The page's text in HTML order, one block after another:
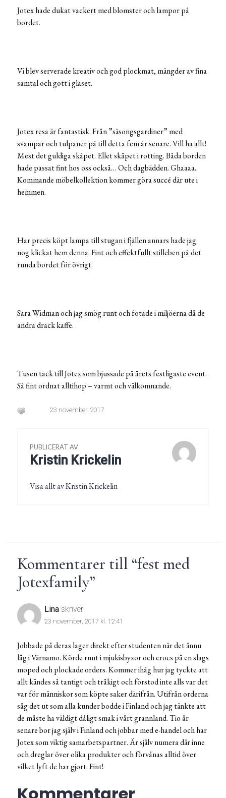
Jotex hade dukat vackert med blomster och lampor på
bordet.
Vi blev serverade kreativ och god plockmat, mängder av fina
samtal och gott i glaset.
Jotex resa är fantastisk. Från ”säsongsgardiner” med
svampar och tulpaner på till detta fem år senare. Vill ha allt!
Mest det guldiga skåpet. Ellet skåpet i rotting. Båda borden
hade passat fint hos oss också… Och dagbädden. Ghaaaa..
Kommande möbelkollektion kommer göra succé där ute i
hemmen.
Har precis köpt lampa till stugan i fjällen annars hade jag
nog klickat hem denna. Fint och effektfullt stilleben på det
runda bordet för övrigt.
Sara Widman och jag smög runt och fotade i miljöerna då de
andra drack kaffe.
Tusen tack till Jotex som bjussade på årets festligaste event.
Så fint ordnat alltihop – varmt och välkomnande.
23 november, 2017
PUBLICERAT AV
Kristin Krickelin
Visa allt av Kristin Krickelin
Kommentarer till “fest med
Jotexfamily”
Lina skriver:
23 november, 2017 kl. 12:41
Jobbade på deras lager direkt efter studenten när det ännu
låg i Värnamo. Körde runt i mjukisbyxor och crocs på en slags
moped och plockade orders. Kommer ihåg hur jag tyckte att
allt kändes så tantigt och tråkigt och förstod inte alls var det
var för människor som köpte saker därifrån. Utifrån orderna
såg det ut som alla kunder bodde i Finland och jag tänkte att
de måste ha väldigt dåligt smak i vårt grannland. Tio år
senare bor jag själv i Finland och jobbar med e-handel och har
Jotex som viktig samarbetspartner. Är själv numera där inne
och dreglar över olika produkter och förvånas alltid över
vilket lyft de har gjort. Fint!